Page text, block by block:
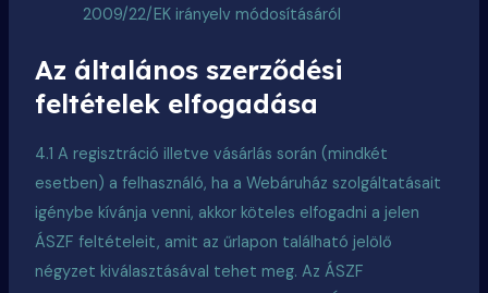
2009/22/EK irányelv módosításáról
Az általános szerződési
feltételek elfogadása
4.1 Aregisztráció illetve vásárlás során (mindkét
esetben) a felhasználó, ha a Webáruház szolgáltatásait
igénybe kívánja venni, akkor köteles elfogadni a jelen
ÁSZF feltételeit, amit az űrlapon található jelölő
négyzet kiválasztásával tehet meg. Az ÁSZF